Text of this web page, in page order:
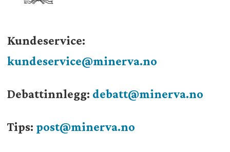
Kundeservice:
kundeservice@minerva.no
Debattinnlegg: debatt@minerva.no
Tips: post@minerva.no